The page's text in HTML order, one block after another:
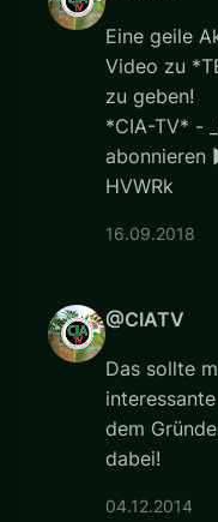
Eine geile
Video zu
zu geben!
*CIA-TV* -
HVWRk
16.09.2018
@CIATV
Das sollte
dem
dabei!
04.12.2014